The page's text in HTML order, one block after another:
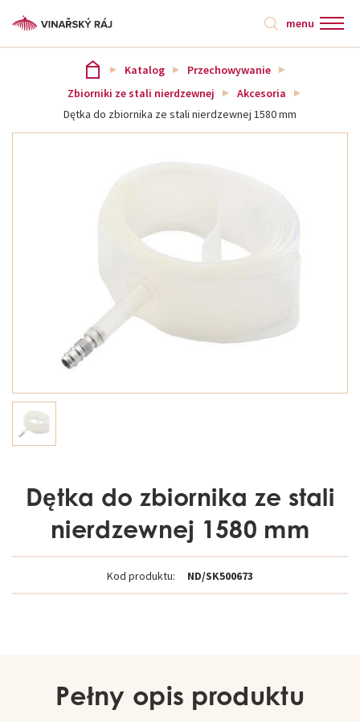
menu
Katalog
Przechowywanie
Zbiorniki ze stali nierdzewnej
Akcesoria
Dętka do zbiornika ze stali nierdzewnej 1580 mm
Dętka do zbiornika ze stali
nierdzewnej 1580 mm
Kod produktu: ND/SK500673
Pełny opis produktu